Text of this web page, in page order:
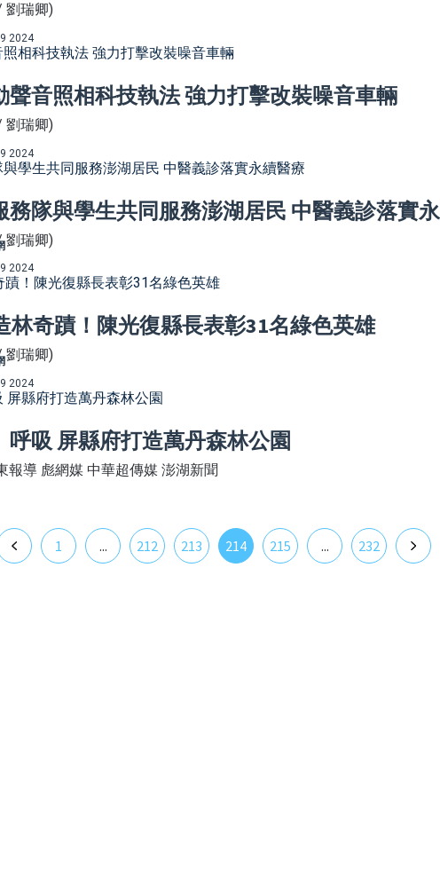
劉瑞卿)
2024
聲音照相科技執法 強力打擊改裝噪音車輛
劉瑞卿)
2024
務隊與學生共同服務澎湖居民 中醫義診落實
劉瑞卿)
2024
林奇蹟！陳光復縣長表彰31名綠色英雄
劉瑞卿)
2024
呼吸 屏縣府打造萬丹森林公園
報導 彪網媒 中華超傳媒 澎湖新聞
1 ... 212 213 214 215 ... 232